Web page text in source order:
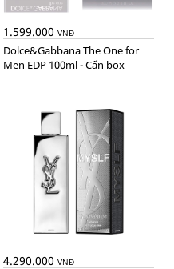
1.599.000 VNĐ
Dolce&Gabbana The One for
Men EDP 100ml - Cấn box
4.290.000 VNĐ